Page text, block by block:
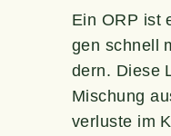
Ein ORP ist
gen schnell
dern. Die­se
Mischung
ver­lus­te im